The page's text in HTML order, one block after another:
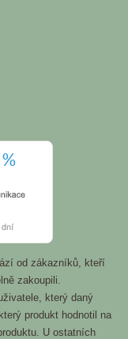
od zákazníků, kteří
zakoupili.
který daný
produkt hodnotil na
U ostatních